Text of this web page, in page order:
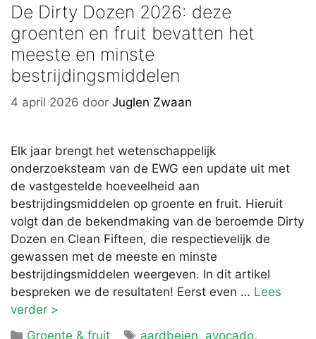
De Dirty Dozen 2026: deze
groenten en fruit bevatten het
meeste en minste
bestrijdingsmiddelen
4 april 2026 door Juglen Zwaan
Elk jaar brengt het wetenschappelijk
onderzoeksteam van de EWG een update uit met
de vastgestelde hoeveelheid aan
bestrijdingsmiddelen op groente en fruit. Hieruit
volgt dan de bekendmaking van de beroemde Dirty
Dozen en Clean Fifteen, die respectievelijk de
gewassen met de meeste en minste
bestrijdingsmiddelen weergeven. In dit artikel
bespreken we de resultaten! Eerst even … Lees
verder >
Categorieën
Groente & fruit Tags
aardbeien, avocado,